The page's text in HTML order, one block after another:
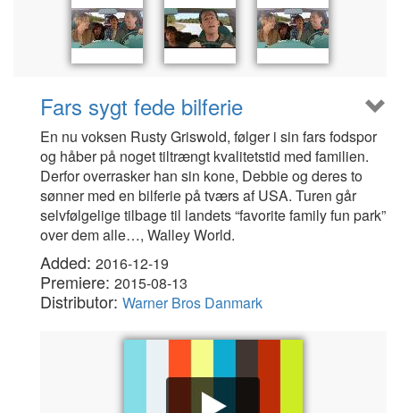
Fars sygt fede bilferie
En nu voksen Rusty Griswold, følger i sin fars fodspor
og håber på noget tiltrængt kvalitetstid med familien.
Derfor overrasker han sin kone, Debbie og deres to
sønner med en bilferie på tværs af USA. Turen går
selvfølgelige tilbage til landets “favorite family fun park”
over dem alle…, Walley World.
Added: 2016-12-19
Premiere: 2015-08-13
Distributor: Warner Bros Danmark